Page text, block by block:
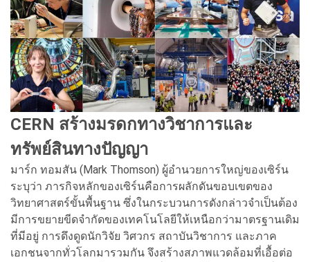
CERN สร้างมรดกทางวิชาการและ
ทรัพย์สินทางปัญญา
มาร์ก ทอมสัน (Mark Thomson) ผู้อำนวยการใหญ่ของเซิร์น
ระบุว่า ภารกิจหลักของเซิร์นคือการผลักดันขอบเขตของ
วิทยาศาสตร์ขั้นพื้นฐาน ซึ่งในกระบวนการดังกล่าวจำเป็นต้อง
มีการขยายขีดจำกัดของเทคโนโลยีให้เหนือกว่ามาตรฐานเดิม
ที่มีอยู่ การดึงดูดนักวิจัย วิศวกร สถาบันวิชาการ และภาค
เอกชนจากทั่วโลกมารวมกัน จึงสร้างสภาพแวดล้อมที่เอื้อต่อ